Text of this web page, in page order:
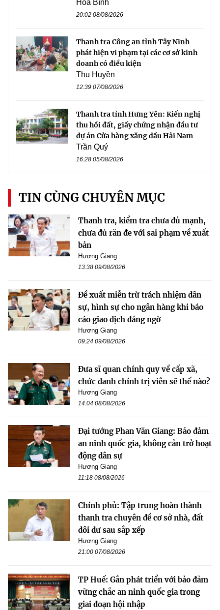
Hòa Bình
20:02 08/08/2026
Thanh tra Công an tỉnh Tây Ninh
phát hiện vi phạm tại các cơ sở kinh
doanh có điều kiện
Thu Huyền
12:39 07/08/2026
Thanh tra tỉnh Hưng Yên: Kiến nghị
thu hồi đất, giấy chứng nhận đầu tư
dự án Cửa hàng xăng dầu Hải Nam
Trần Quý
16:28 05/08/2026
TIN CÙNG CHUYÊN MỤC
Thanh tra, kiểm tra chưa đủ mạnh,
chưa đủ răn đe với sai phạm về xuất
bản
Hương Giang
13:38 09/08/2026
Đề xuất miễn trừ trách nhiệm dân
sự, hình sự cho ngân hàng khi báo
cáo giao dịch đáng ngờ
Hương Giang
09:24 09/08/2026
Đưa sĩ quan chính quy về cấp xã,
chức danh chính trị viên sẽ thế nào?
Hương Giang
14:04 08/08/2026
Đại tướng Phan Văn Giang: Bảo đảm
an ninh quốc gia, không cản trở hoạt
động dân sự
Hương Giang
11:18 08/08/2026
Chính phủ: Tập trung hoàn thành
thanh tra chuyên đề cơ sở nhà, đất
dôi dư sau sắp xếp
Hương Giang
21:00 07/08/2026
TP Huế: Gắn phát triển với bảo đảm
vững chắc an ninh quốc gia trong
giai đoạn hội nhập